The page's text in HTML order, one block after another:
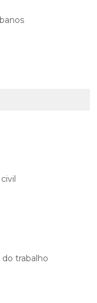
trabalho